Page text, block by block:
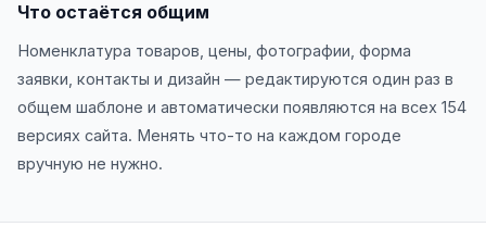
Что остаётся общим
Номенклатура товаров, цены, фотографии, форма
заявки, контакты и дизайн — редактируются один раз в
общем шаблоне и автоматически появляются на всех 154
версиях сайта. Менять что-то на каждом городе
вручную не нужно.